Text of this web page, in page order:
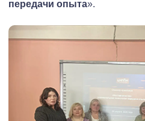
передачи опыта».